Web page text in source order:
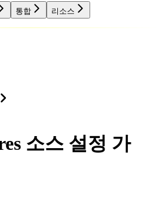
통합 리소스
소스 설정 가